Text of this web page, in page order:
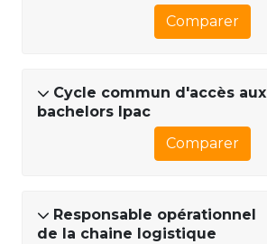
Comparer
Cycle commun d'accès aux
bachelors Ipac
Comparer
Responsable opérationnel
de la chaine logistique